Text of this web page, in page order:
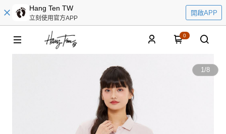
Hang Ten TW
立刻使用官方APP
開啟APP
0
1/8